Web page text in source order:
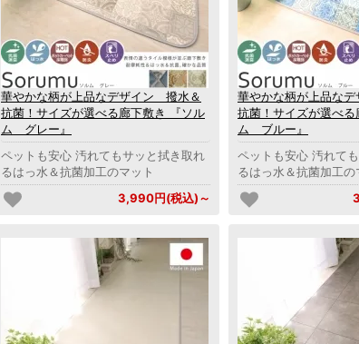
華やかな柄が上品なデザイン 撥水＆
抗菌！サイズが選べる廊下敷き 『ソル
ム グレー』
ペットも安心 汚れてもサッと拭き取れ
るはっ水＆抗菌加工のマット
3,990円(税込)～
華やかな柄が上品な
抗菌！サイズが選べ
ム ブルー』
ペットも安心 汚れて
るはっ水＆抗菌加工の